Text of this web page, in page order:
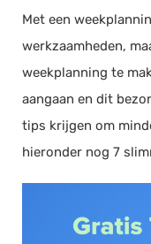
Met een
werkzaamheden,
weekplanning te
aangaan en dit
tips krijgen om
hieronder nog 7